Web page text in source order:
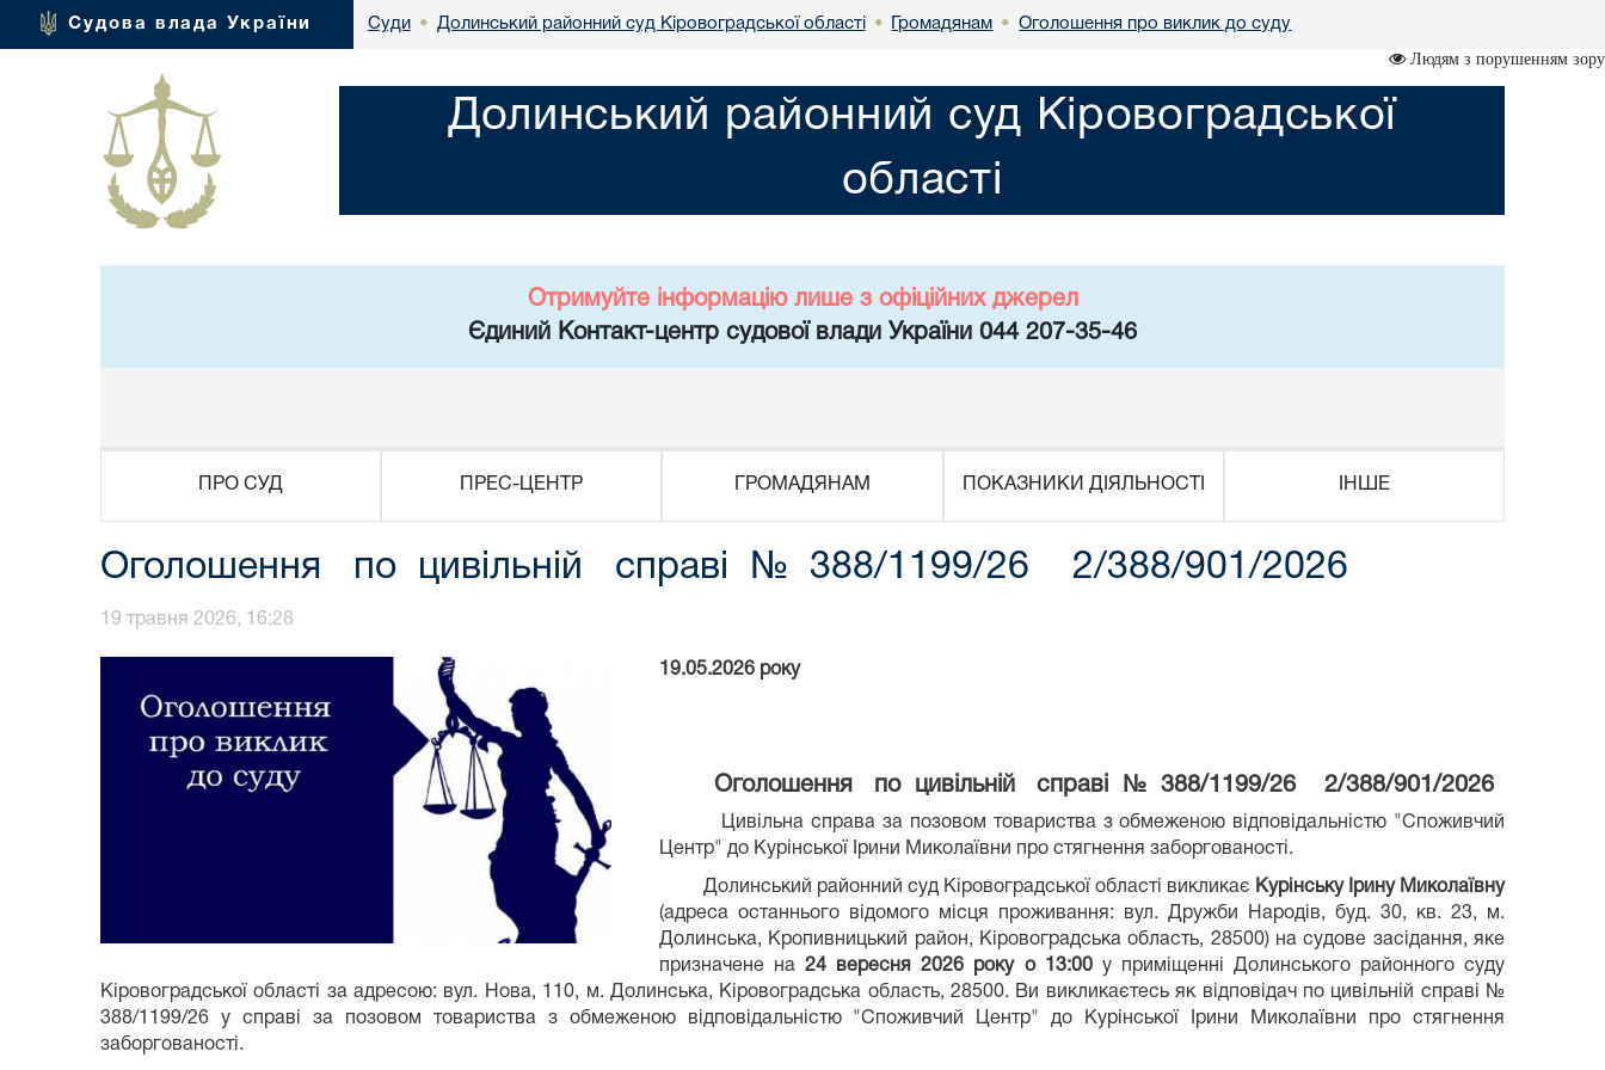
Судова влада України Суди • Долинський районний суд Кіровоградської області • Громадянам • Оголошення про виклик до суду
Людям з порушенням зору
Долинський районний суд Кіровоградської
області
Отримуйте інформацію лише з офіційних джерел
Єдиний Контакт-центр судової влади України 044 207-35-46
ПРО СУД ПРЕС-ЦЕНТР ГРОМАДЯНАМ ПОКАЗНИКИ ДІЯЛЬНОСТІ ІНШЕ
Оголошення по цивільній справі № 388/1199/26 2/388/901/2026
19 травня 2026, 16:28
19.05.2026 року
Оголошення по цивільній справі № 388/1199/26 2/388/901/2026
Цивільна справа за позовом товариства з обмеженою відповідальністю "Споживчий
Центр" до Курінської Ірини Миколаївни про стягнення заборгованості.
Долинський районний суд Кіровоградської області викликає Курінську Ірину Миколаївну
(адреса останнього відомого місця проживання: вул. Дружби Народів, буд. 30, кв. 23, м.
Долинська, Кропивницький район, Кіровоградська область, 28500) на судове засідання, яке
призначене на24 вересня 2026 року о 13:00у приміщенні Долинського районного суду
Кіровоградської області за адресою: вул. Нова, 110, м. Долинська, Кіровоградська область, 28500. Ви викликаєтесь як відповідач по цивільній справі №
388/1199/26 у справі за позовом товариства з обмеженою відповідальністю "Споживчий Центр" до Курінської Ірини Миколаївни про стягнення
заборгованості.